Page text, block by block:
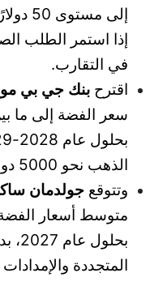
إلى
إذا استمر الطلب
في التقارب.
اقترح بنك جي بي
الذهب نحو 5000 دولار للأوقية.
وتتوقع جولدمان
المتجددة